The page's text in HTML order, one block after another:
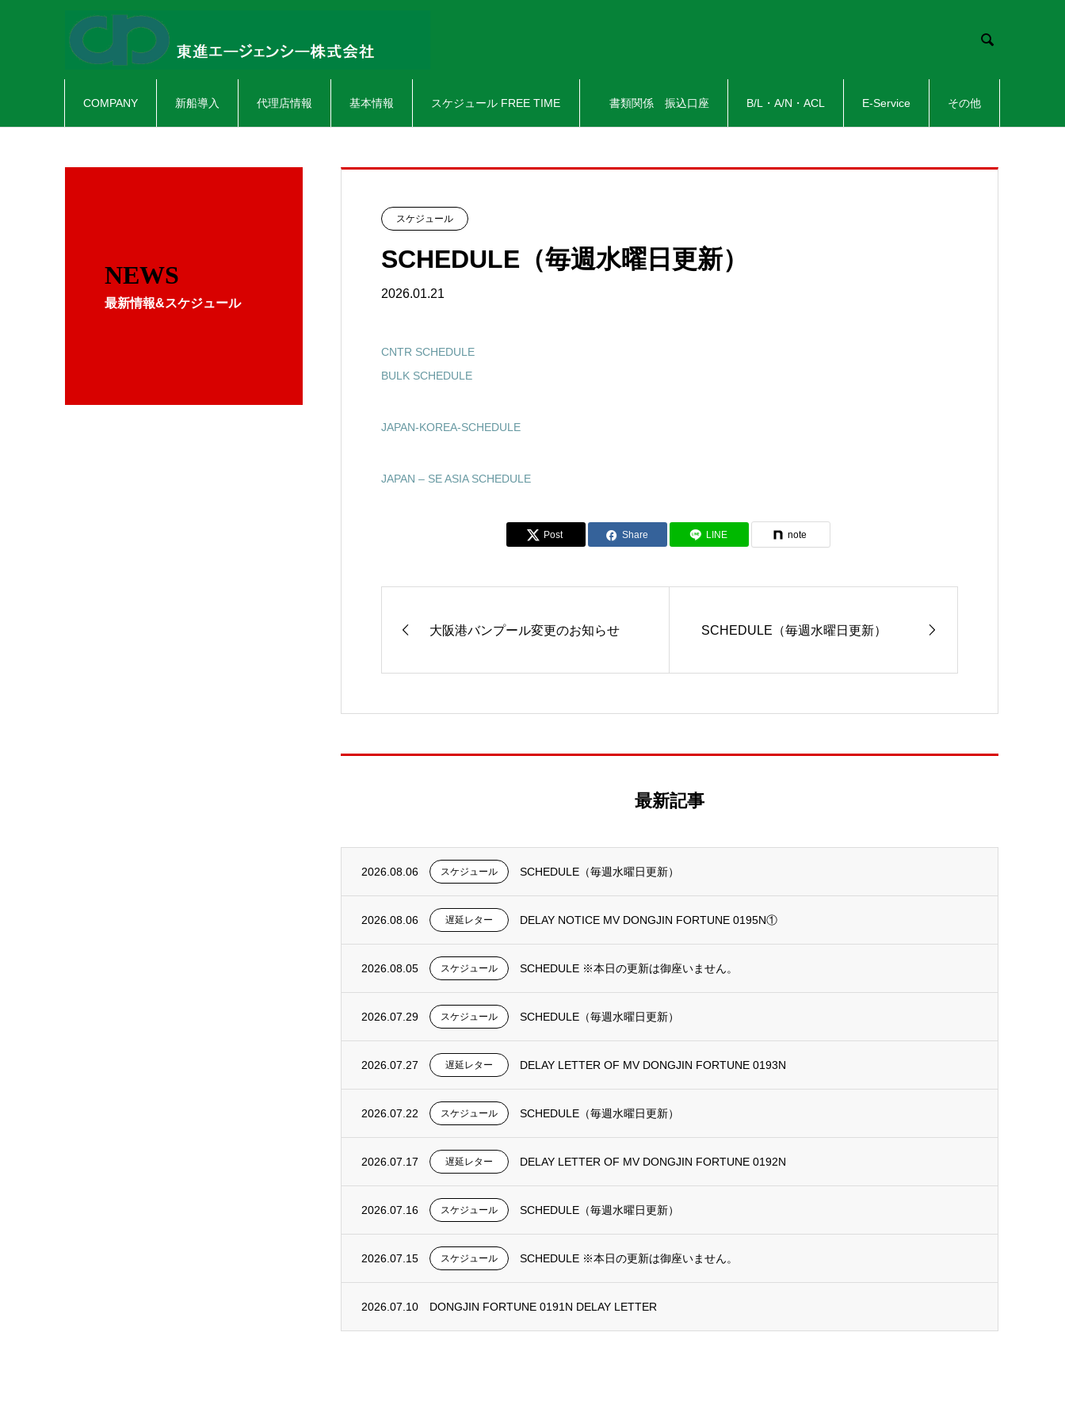

COMPANY 新船導入 代理店情報 基本情報 スケジュール FREE TIME 書類関係 振込口座 B/L・A/N・ACL E-Service その他
NEWS
最新情報&スケジュール
スケジュール
SCHEDULE（毎週水曜日更新）
2026.01.21
CNTR SCHEDULE
BULK SCHEDULE
JAPAN-KOREA-SCHEDULE
JAPAN – SE ASIA SCHEDULE
Post Share LINE note
大阪港バンプール変更のお知らせ SCHEDULE（毎週水曜日更新）
最新記事
2026.08.06 スケジュール SCHEDULE（毎週水曜日更新）
2026.08.06 遅延レター DELAY NOTICE MV DONGJIN FORTUNE 0195N①
2026.08.05 スケジュール SCHEDULE ※本日の更新は御座いません。
2026.07.29 スケジュール SCHEDULE（毎週水曜日更新）
2026.07.27 遅延レター DELAY LETTER OF MV DONGJIN FORTUNE 0193N
2026.07.22 スケジュール SCHEDULE（毎週水曜日更新）
2026.07.17 遅延レター DELAY LETTER OF MV DONGJIN FORTUNE 0192N
2026.07.16 スケジュール SCHEDULE（毎週水曜日更新）
2026.07.15 スケジュール SCHEDULE ※本日の更新は御座いません。
2026.07.10 DONGJIN FORTUNE 0191N DELAY LETTER